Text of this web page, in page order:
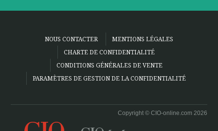
NOUS CONTACTER
MENTIONS LÉGALES
CHARTE DE CONFIDENTIALITÉ
CONDITIONS GÉNÉRALES DE VENTE
PARAMÈTRES DE GESTION DE LA CONFIDENTIALITÉ
Copyright © CIO-online.com 2026